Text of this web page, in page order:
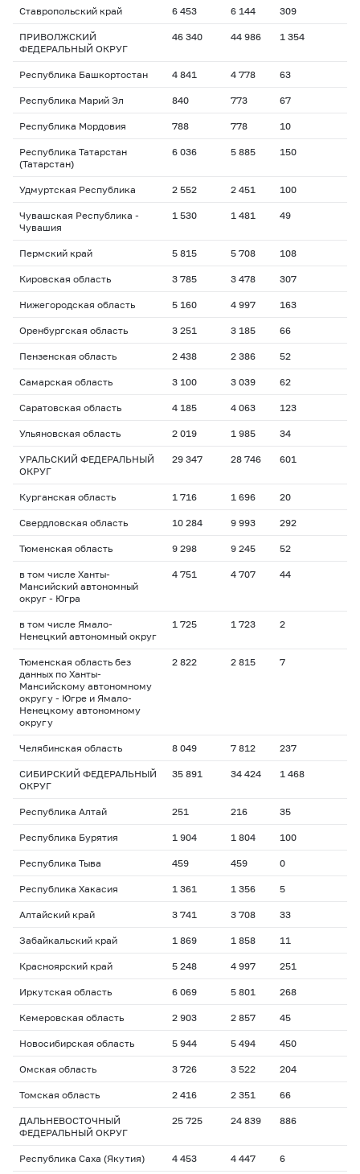
Ставропольский край 6 453 6 144 309
ПРИВОЛЖСКИЙ
ФЕДЕРАЛЬНЫЙ ОКРУГ
46 340 44 986 1 354
Республика Башкортостан 4 841 4 778 63
Республика Марий Эл 840 773 67
Республика Мордовия 788 778 10
Республика Татарстан
(Татарстан)
6 036 5 885 150
Удмуртская Республика 2 552 2 451 100
Чувашская Республика -
Чувашия
1 530 1 481 49
Пермский край 5 815 5 708 108
Кировская область 3 785 3 478 307
Нижегородская область 5 160 4 997 163
Оренбургская область 3 251 3 185 66
Пензенская область 2 438 2 386 52
Самарская область 3 100 3 039 62
Саратовская область 4 185 4 063 123
Ульяновская область 2 019 1 985 34
УРАЛЬСКИЙ ФЕДЕРАЛЬНЫЙ
ОКРУГ
29 347 28 746 601
Курганская область 1 716 1 696 20
Свердловская область 10 284 9 993 292
Тюменская область 9 298 9 245 52
в том числе Ханты-
Мансийский автономный
округ - Югра
4 751 4 707 44
в том числе Ямало-
Ненецкий автономный округ
1 725 1 723 2
Тюменская область без
данных по Ханты-
Мансийскому автономному
округу - Югре и Ямало-
Ненецкому автономному
округу
2 822 2 815 7
Челябинская область 8 049 7 812 237
СИБИРСКИЙ ФЕДЕРАЛЬНЫЙ
ОКРУГ
35 891 34 424 1 468
Республика Алтай 251 216 35
Республика Бурятия 1 904 1 804 100
Республика Тыва 459 459 0
Республика Хакасия 1 361 1 356 5
Алтайский край 3 741 3 708 33
Забайкальский край 1 869 1 858 11
Красноярский край 5 248 4 997 251
Иркутская область 6 069 5 801 268
Кемеровская область 2 903 2 857 45
Новосибирская область 5 944 5 494 450
Омская область 3 726 3 522 204
Томская область 2 416 2 351 66
ДАЛЬНЕВОСТОЧНЫЙ
ФЕДЕРАЛЬНЫЙ ОКРУГ
25 725 24 839 886
Республика Саха (Якутия) 4 453 4 447 6